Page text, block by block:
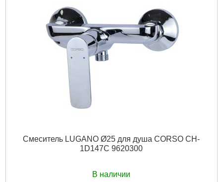
Материал смесителя:
Вес нетто (единицы), кг:
Подробнее...
Смеситель LUGANO Ø25 для душа CORSO CH-
1D147C 9620300
В наличии